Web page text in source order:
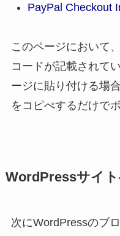
PayPal Checkout
このページにおいて
コードが記載されて
ージに貼り付ける場
をコピぺするだけで
WordPressサイ
次にWordPressのブ